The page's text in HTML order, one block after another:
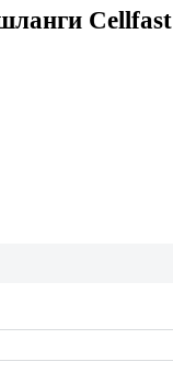
Cellfast